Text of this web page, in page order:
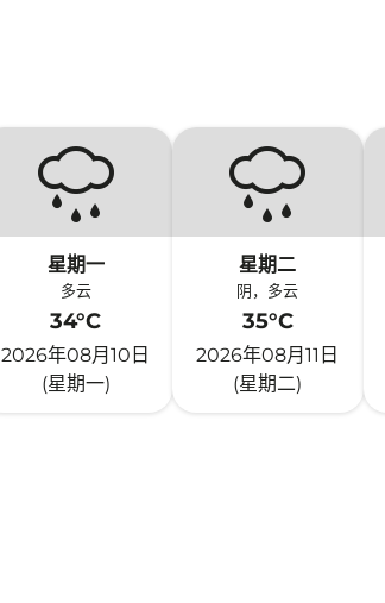
星期一
多云
34°C
2026年08月10日
(星期一)
星期二
阴，多云
35°C
2026年08月11日
(星期二)